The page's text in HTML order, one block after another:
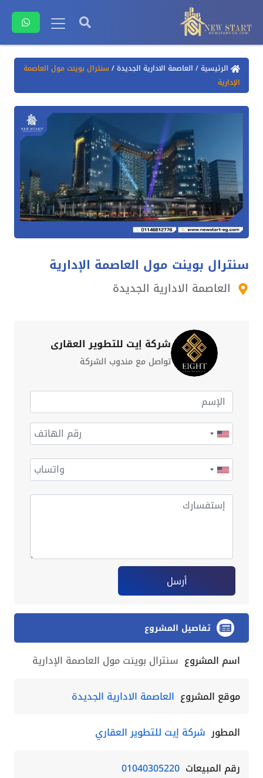
الرئيسية/ العاصمة الادارية الجديدة/ سنترال بوينت مول العاصمة
الإدارية
سنترال بوينت مول العاصمة الإدارية
العاصمة الادارية الجديدة
شركة إيت للتطوير العقاري
تواصل مع مندوب الشركة
أرسل
تفاصيل المشروع
اسم المشروع سنترال بوينت مول العاصمة الإدارية
موقع المشروع العاصمة الادارية الجديدة
المطور شركة إيت للتطوير العقاري
رقم المبيعات 01040305220